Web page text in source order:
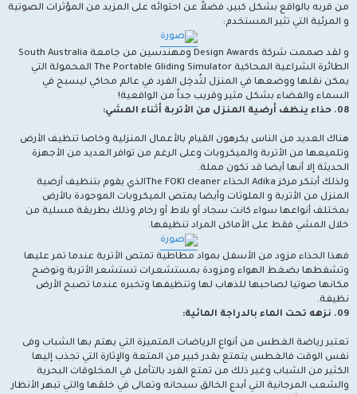
من قربه بالواقع بشكل كبير، فضلاً عن احتوائه على المزيد من المؤثرات الصوتية
و المرئية التي تثير المستخدم:
و لقد صممت شركة Design Awards ومهندسين من جامعة South Australia
الطائرة الشراعية المحاكية The Portable Gliding Simulator المحمولة التي
يمكن نقلها ووضعها في المنزل لتُدخِل الفرد في عالم محاكي ليسبح في
السماء والفضاء بشكل مثير وقريب جداً من الواقعية!
08. حذاء ينظف أرضية المنزل من الأتربة أثناء المشي:
هناك العديد من الناس يكرهون القيام بالأعمال المنزلية وخاصا تنظيف الأرض
وتلميعها من الأتربة والميكروبات وعلى الرغم من توافر العديد من الأجهزة
الحديثة إلا أنها أيضا قد تكون مملة.
ولذلك أبتكر مركز Adika الحذاء The FOKI cleanerالذي يقوم بتنظيف أرضية
المنزل من الأتربة و الملوثات وأيضا يمتص الميكروبات الموجودة بالأرض
بمختلف أنواعها سواء كانت سجاد أو بلاط أو رخام وذلك بطريقة مسلية من
خلال المشي فقط على الأماكن المراد تنظيفها.
فهذا الحذاء مزود من الأسفل بمواد مطاطية تمتص الأتربة عندما تمر عليها
وتشفطها بضغط الهواء ومزودة بمستشعرات تستشعر الأتربة وتوضح
مكانها صوتيا لصاحبها للذهاب لها وتنظيفها وتخبره عندما تصبح الأرض
نظيفة.
09. نزهه تحت الماء بالدراجة المائية:
تعتبر رياضة الغطس من أنواع الرياضات المتميزة التي يهتم بها الشباب وفى
نفس الوقت فالغطس يتمتع بقدر كبير من المتعة والإثارة التي تجذب إليها
الكثير من الشباب وغير ذلك من تمتع الفرد بالتأمل في المخلوقات البحرية
والشعب المرجانية التي أبدع الخالق سبحانه وتعالى في خلقها والتي تبهر الأنظار